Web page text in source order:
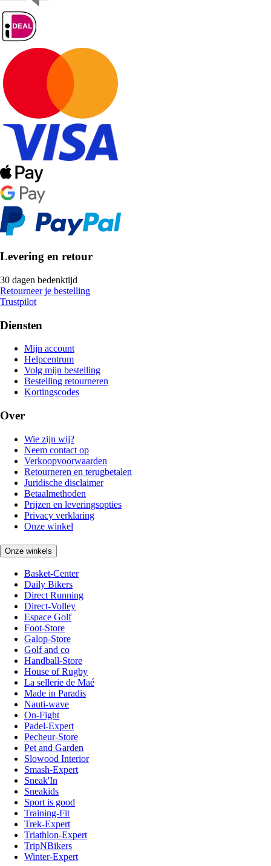
Levering en retour
30 dagen bedenktijd
Retourneer je bestelling
Trustpilot
Diensten
Mijn account
Helpcentrum
Volg mijn bestelling
Bestelling retourneren
Kortingscodes
Over
Wie zijn wij?
Neem contact op
Verkoopvoorwaarden
Retourneren en terugbetalen
Juridische disclaimer
Betaalmethoden
Prijzen en leveringsopties
Privacy verklaring
Onze winkel
Onze winkels
Basket-Center
Daily Bikers
Direct Running
Direct-Volley
Espace Golf
Foot-Store
Galop-Store
Golf and co
Handball-Store
House of Rugby
La sellerie de Maé
Made in Paradis
Nauti-wave
On-Fight
Padel-Expert
Pecheur-Store
Pet and Garden
Slowood Interior
Smash-Expert
Sneak'In
Sneakids
Sport is good
Training-Fit
Trek-Expert
Triathlon-Expert
TripNBikers
Winter-Expert